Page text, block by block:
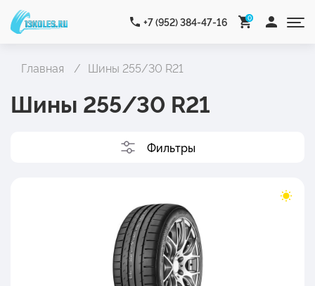
+7 (952) 384-47-16 0
Главная Шины 255/30 R21
Шины 255/30 R21
Фильтры